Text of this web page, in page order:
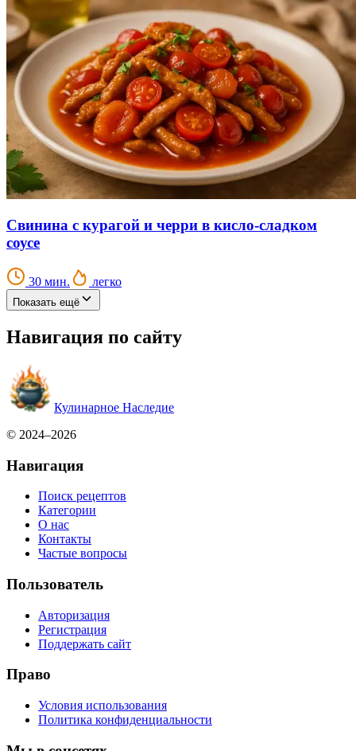
Свинина с курагой и черри в кисло-сладком
соусе
30 мин. легко
Показать ещё
Навигация по сайту
Кулинарное Наследие
© 2024–2026
Навигация
Поиск рецептов
Категории
О нас
Контакты
Частые вопросы
Пользователь
Авторизация
Регистрация
Поддержать сайт
Право
Условия использования
Политика конфиденциальности